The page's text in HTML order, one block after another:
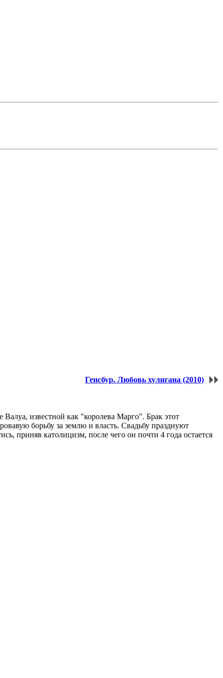
Генсбур. Любовь хулигана (2010)
известной как "королева Марго". Брак этот
борьбу за землю и власть. Свадьбу празднуют
приняв католицизм, после чего он почти 4 года остается